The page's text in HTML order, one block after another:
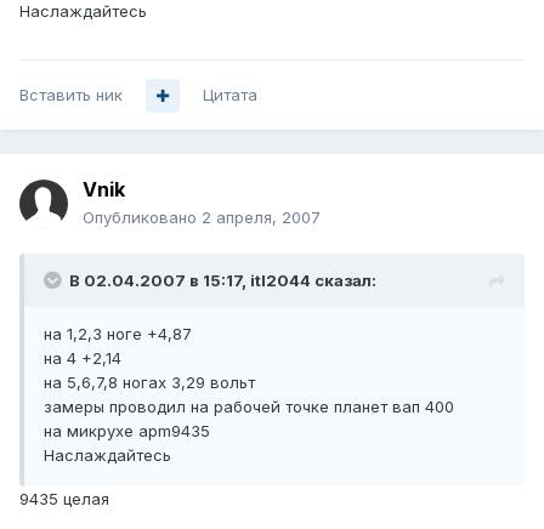
Наслаждайтесь
Вставить ник Цитата
Vnik
Опубликовано 2 апреля, 2007
В 02.04.2007 в 15:17, itl2044 сказал:
на 1,2,3 ноге +4,87
на 4 +2,14
на 5,6,7,8 ногах 3,29 вольт
замеры проводил на рабочей точке планет вап 400
на микрухе apm9435
Наслаждайтесь
9435 целая